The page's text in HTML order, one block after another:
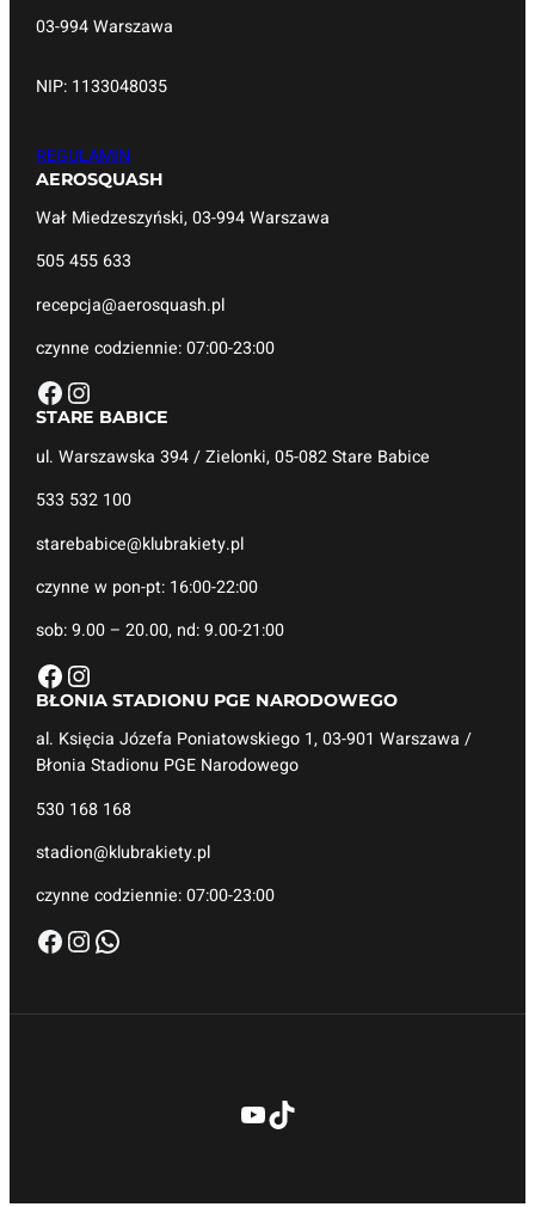
03-994 Warszawa
NIP: 1133048035
REGULAMIN
AEROSQUASH
Wał Miedzeszyński, 03-994 Warszawa
505 455 633
recepcja@aerosquash.pl
czynne codziennie: 07:00-23:00
Facebook Instagram
STARE BABICE
ul. Warszawska 394 / Zielonki, 05-082 Stare Babice
533 532 100
starebabice@klubrakiety.pl
czynne w pon-pt: 16:00-22:00
sob: 9.00 – 20.00, nd: 9.00-21:00
Facebook Instagram
BŁONIA STADIONU PGE NARODOWEGO
al. Księcia Józefa Poniatowskiego 1, 03-901 Warszawa /
Błonia Stadionu PGE Narodowego
530 168 168
stadion@klubrakiety.pl
czynne codziennie: 07:00-23:00
Facebook InstagramWhatsApp
YouTube TikTok